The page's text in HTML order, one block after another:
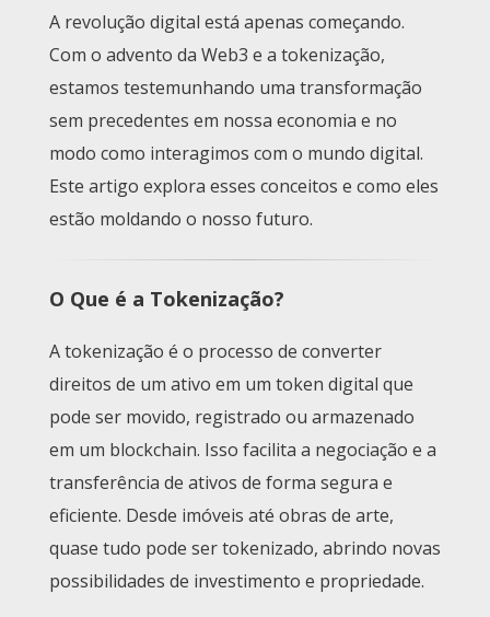
A revolução digital está apenas começando.
Com o advento da Web3 e a tokenização,
estamos testemunhando uma transformação
sem precedentes em nossa economia e no
modo como interagimos com o mundo digital.
Este artigo explora esses conceitos e como eles
estão moldando o nosso futuro.
O Que é a Tokenização?
A tokenização é o processo de converter
direitos de um ativo em um token digital que
pode ser movido, registrado ou armazenado
em um blockchain. Isso facilita a negociação e a
transferência de ativos de forma segura e
eficiente. Desde imóveis até obras de arte,
quase tudo pode ser tokenizado, abrindo novas
possibilidades de investimento e propriedade.